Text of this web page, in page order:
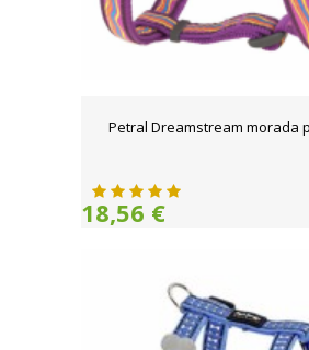
Petral Dreamstream morada
18,56 €